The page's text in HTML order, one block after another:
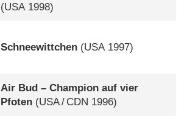
(USA 1998)
Schneewittchen (USA1997)
Air Bud – Champion auf vier
Pfoten (USA/ CDN 1996)